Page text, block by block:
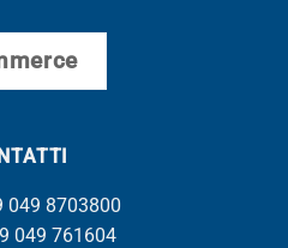
049 8703800
049 761604